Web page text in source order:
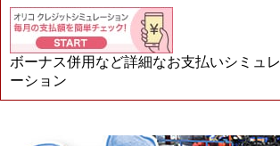
ボーナス併用など詳細なお支払いシミュレ
ーション